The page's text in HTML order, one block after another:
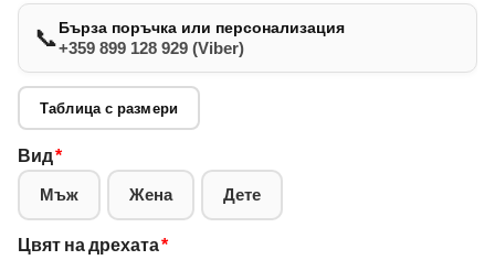
📞Бърза поръчка или персонализация
+359 899 128 929 (Viber)
Таблица с размери
Вид*
Мъж Жена Дете
Цвят на дрехата*